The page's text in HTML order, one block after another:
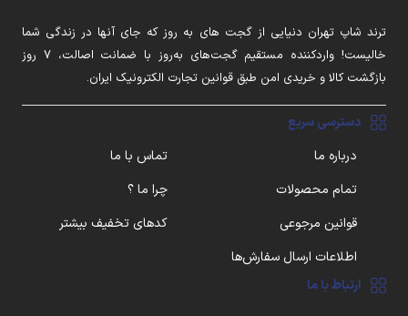
ترند شاپ تهران دنیایی از گجت های به روز که جای آنها در زندگی شما
خالیست! واردکننده مستقیم گجت‌های به‌روز با ضمانت اصالت، ۷ روز
بازگشت کالا و خریدی امن طبق قوانین تجارت الکترونیک ایران.
دسترسی سریع
درباره ما
تماس با ما
تمام محصولات
چرا ما ؟
قوانین مرجوعی
کدهای تخفیف بیشتر
اطلاعات ارسال سفارش‌ها
ارتباط با ما